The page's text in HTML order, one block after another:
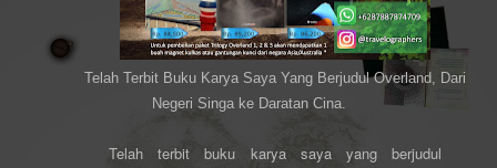
Telah Terbit Buku Karya Saya Yang Berjudul Overland, Dari
Negeri Singa ke Daratan Cina.
Telah terbit buku karya saya yang berjudul